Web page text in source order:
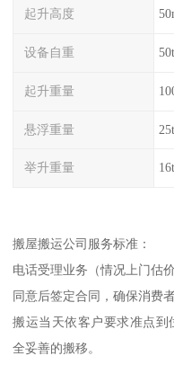
起升高度
设备自重 50t
起升重量
悬浮重量 25t
举升重量 16t
搬屋搬运公司服务标准：
电话受理业务（情况上门估价
同意后签定合同，确保消费者
搬运当天依客户要求准点
全妥善的搬移。